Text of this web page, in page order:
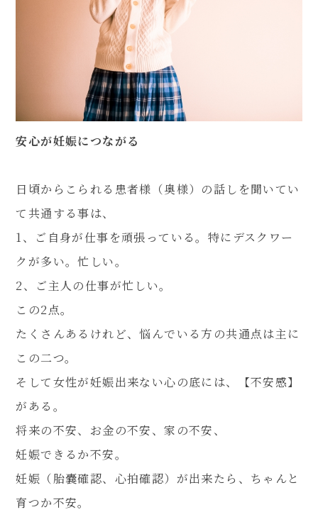
WEB予約
LINE問い合わせ
安心が妊娠につながる
日頃からこられる患者様（奥様）の話しを聞いてい
て共通する事は、
1、ご自身が仕事を頑張っている。特にデスクワー
クが多い。忙しい。
2、ご主人の仕事が忙しい。
この2点。
たくさんあるけれど、悩んでいる方の共通点は主に
この二つ。
そして女性が妊娠出来ない心の底には、【不安感】
がある。
将来の不安、お金の不安、家の不安、
妊娠できるか不安。
妊娠（胎嚢確認、心拍確認）が出来たら、ちゃんと
育つか不安。